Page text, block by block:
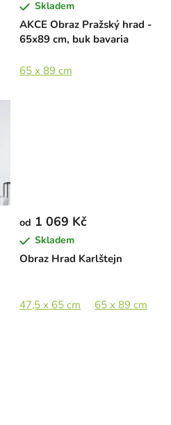
89 x 122 cm
AKCE Obraz Pražský hrad -
65x89 cm, buk bavaria
Skladem
65 x 89 cm
89 x 122 cm
Obraz Hrad Karlštejn
od 1 069 Kč
Skladem
47,5 x 65 cm 65 x 89 cm